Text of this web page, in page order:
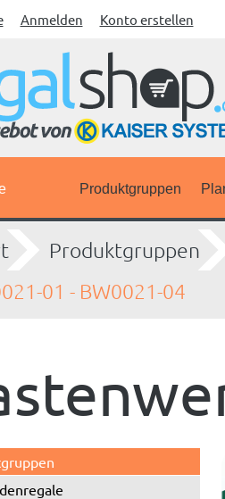
Anmelden Konto erstellen
Produktgruppen
Produktgruppen
01 - BW0021-04